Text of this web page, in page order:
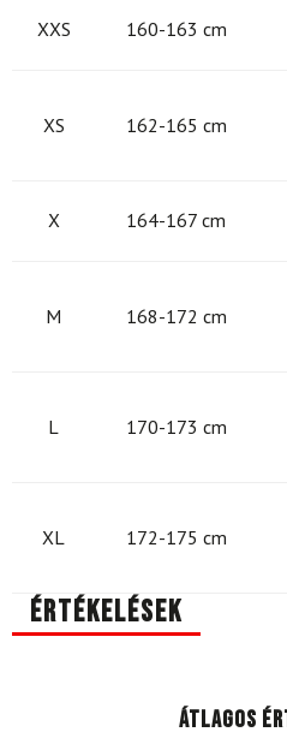
XXS 160-163 cm
XS 162-165 cm
X 164-167 cm
M 168-172 cm
L 170-173 cm
XL 172-175 cm
Értékelések
Átlagos